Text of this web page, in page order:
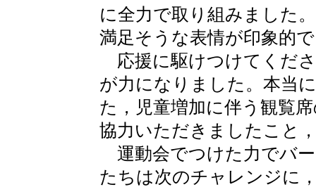
に全力で取り組みました
満足そうな表情が印象的
応援に駆けつけてくだ
が力になりました。本当
た，児童増加に伴う観覧
協力いただきましたこと
運動会でつけた力でバ
たちは次のチャレンジに